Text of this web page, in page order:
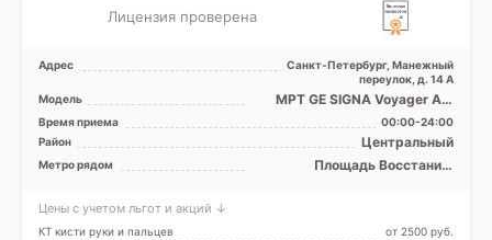
Лицензия проверена
Адрес
Санкт-Петербург, Манежный
переулок, д. 14 А
Модель
МРТ GE SIGNA Voyager AIR
Edition 1.5 Tесла
полуоткрытый, КТ GE Revolut
...
Время приема
00:00-24:00
Район
Центральный
Метро рядом
Площадь Восстания,
Цены с учетом льгот и акций ↓
КТ кисти руки и пальцев от 2500 pуб.